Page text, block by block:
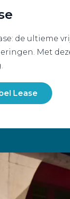
de ultieme
Met
Lease